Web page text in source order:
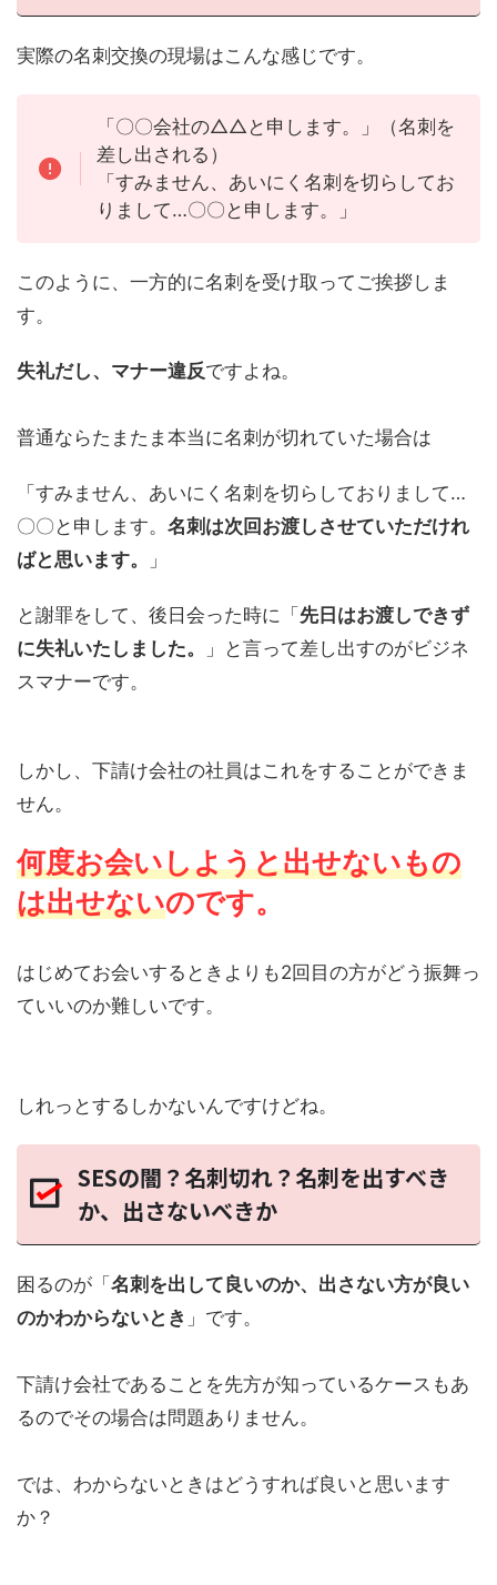
実際の名刺交換の現場はこんな感じです。
「〇〇会社の△△と申します。」（名刺を
差し出される）
「すみません、あいにく名刺を切らしてお
りまして…〇〇と申します。」
このように、一方的に名刺を受け取ってご挨拶しま
す。
失礼だし、マナー違反ですよね。
普通ならたまたま本当に名刺が切れていた場合は
「すみません、あいにく名刺を切らしておりまして…
〇〇と申します。 名刺は次回お渡しさせていただけれ
ばと思います。
」
と謝罪をして、後日会った時に「 先日はお渡しできず
に失礼いたしました。
」と言って差し出すのがビジネ
スマナーです。
しかし、下請け会社の社員はこれをすることができま
せん。
何度お会いしようと出せないもの
は出せないのです。
はじめてお会いするときよりも2回目の方がどう振舞っ
ていいのか難しいです。
しれっとするしかないんですけどね。
SESの闇？名刺切れ？名刺を出すべき
か、出さないべきか
困るのが「 名刺を出して良いのか、出さない方が良い
のかわからないとき 」です。
下請け会社であることを先方が知っているケースもあ
るのでその場合は問題ありません。
では、わからないときはどうすれば良いと思います
か？